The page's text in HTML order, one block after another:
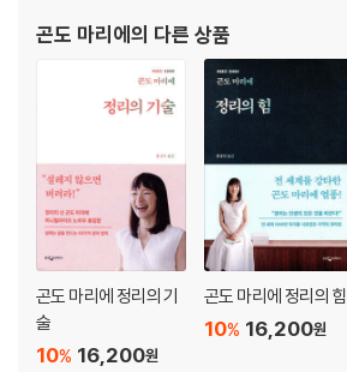
사전에 등재되었으며, 넷플릭스에서는
곤도 마리에의 다른 상품
곤도 마리에 정리의 기
술
16,200원
10%
곤도 마리에 정리의 힘
16,200원
10%